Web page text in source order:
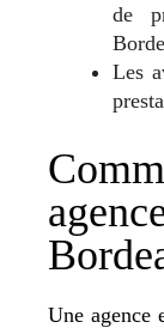
de
Les
Une agence